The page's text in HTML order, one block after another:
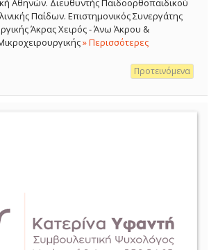
Αθηνών. Διευθυντής Παιδοορθοπαιδικού
Παίδων. Επιστημονικός Συνεργάτης
Άκρας Χειρός - Άνω Άκρου &
» Περισσότερες
Προτεινόμενα